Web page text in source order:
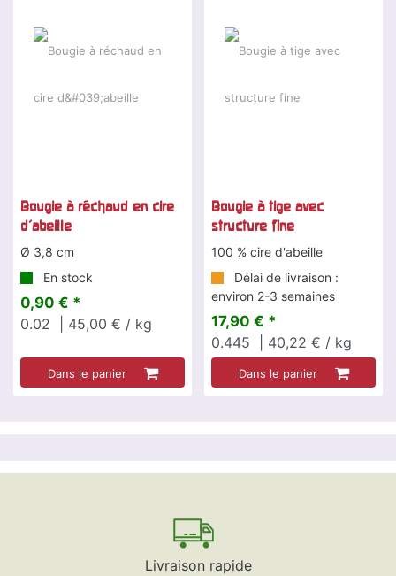
Bougie à réchaud en cire
d'abeille
Ø 3,8 cm
En stock
0,90 € *
0.02
| 45,00 € / kg
Dans le panier
Bougie à tige avec
structure fine
100 % cire d'abeille
Délai de livraison :
environ 2-3 semaines
17,90 € *
0.445
| 40,22 € / kg
Dans le panier
Livraison rapide